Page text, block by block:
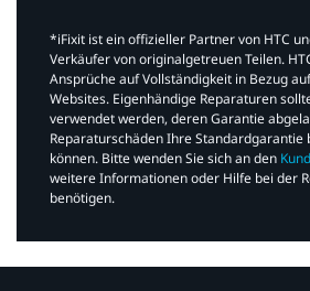
*iFixit ist ein offizieller Partner von HTC
Verkäufer von originalgetreuen Teilen.
Ansprüche auf Vollständigkeit in Bezug
Websites. Eigenhändige Reparaturen
verwendet werden, deren Garantie
Reparaturschäden Ihre Standardgarantie
können. Bitte wenden Sie sich an den
weitere Informationen oder Hilfe bei der
benötigen.​